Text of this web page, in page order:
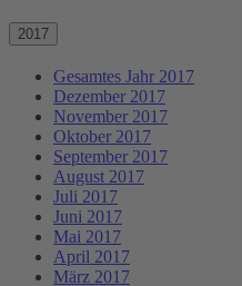
2017
Gesamtes Jahr 2017
Dezember 2017
November 2017
Oktober 2017
September 2017
August 2017
Juli 2017
Juni 2017
Mai 2017
April 2017
März 2017